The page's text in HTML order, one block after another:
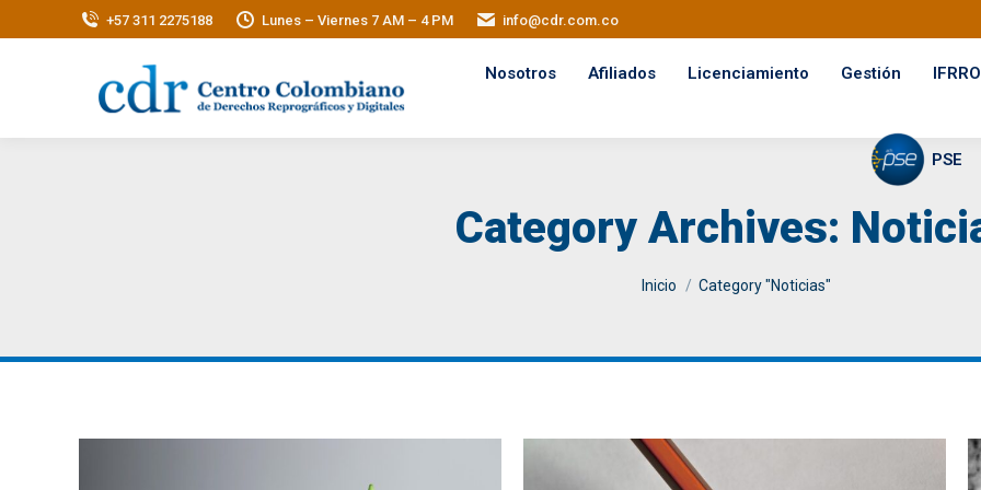
+57 311 2275188 Lunes – Viernes 7 AM – 4 PM info@cdr.com.co
Nosotros Afiliados Licenciamiento Gestión
PSE
Category Archives:
You are here:
Inicio Category "Noticias"